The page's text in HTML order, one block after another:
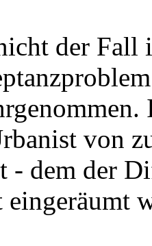
der
von
- dem der
eingeräumt